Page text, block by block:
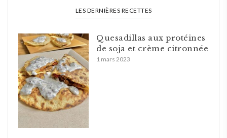
LES DERNIÈRES RECETTES
Quesadillas aux protéines
de soja et crème citronnée
1 mars 2023